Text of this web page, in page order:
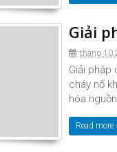
Giải
tháng 10
Giải pháp
cháy nổ
hóa
Read more